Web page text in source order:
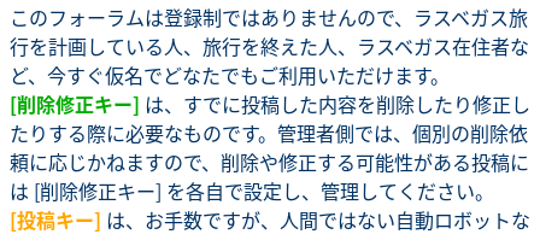
このフォーラムは登録制ではありませんので、ラスベガス旅
行を計画している人、旅行を終えた人、ラスベガス在住者な
ど、今すぐ仮名でどなたでもご利用いただけます。
[削除修正キー] は、すでに投稿した内容を削除したり修正し
たりする際に必要なものです。管理者側では、個別の削除依
頼に応じかねますので、削除や修正する可能性がある投稿に
は [削除修正キー] を各自で設定し、管理してください。
[投稿キー] は、お手数ですが、人間ではない自動ロボットな